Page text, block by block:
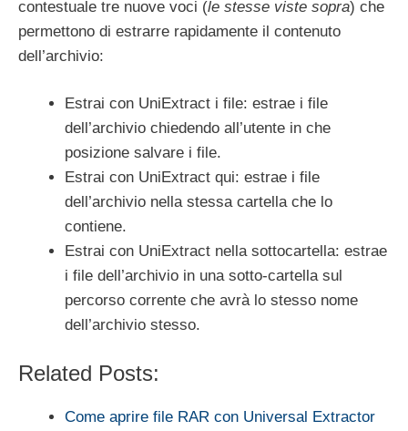
contestuale tre nuove voci (le stesse viste sopra) che
permettono di estrarre rapidamente il contenuto
dell’archivio:
Estrai con UniExtract i file: estrae i file
dell’archivio chiedendo all’utente in che
posizione salvare i file.
Estrai con UniExtract qui: estrae i file
dell’archivio nella stessa cartella che lo
contiene.
Estrai con UniExtract nella sottocartella: estrae
i file dell’archivio in una sotto-cartella sul
percorso corrente che avrà lo stesso nome
dell’archivio stesso.
Related Posts:
Come aprire file RAR con Universal Extractor